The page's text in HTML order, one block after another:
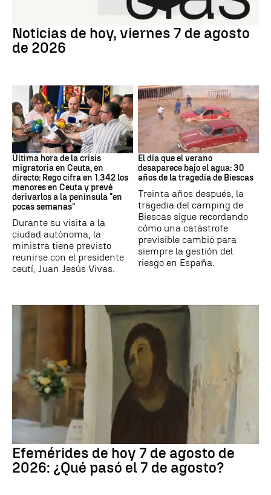
Noticias de hoy, viernes 7 de agosto
de 2026
Crisis migratoria
Última hora de la crisis
migratoria en Ceuta, en
directo: Rego cifra en 1.342 los
menores en Ceuta y prevé
derivarlos a la península "en
pocas semanas"
Durante su visita a la
ciudad autónoma, la
ministra tiene previsto
reunirse con el presidente
ceutí, Juan Jesús Vivas.
Riada
El día que el verano
desaparece bajo el agua: 30
años de la tragedia de Biescas
Treinta años después, la
tragedia del camping de
Biescas sigue recordando
cómo una catástrofe
previsible cambió para
siempre la gestión del
riesgo en España.
Efemérides de hoy 7 de agosto de
2026: ¿Qué pasó el 7 de agosto?